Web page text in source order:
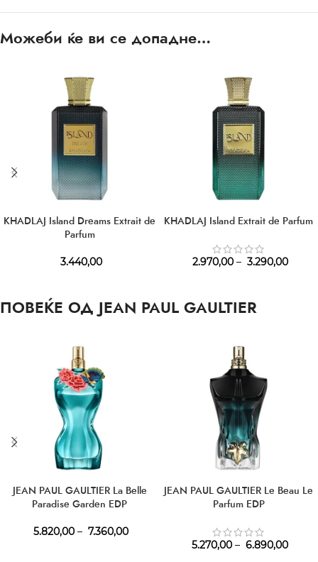
Можеби ќе ви се допадне…
KHADLAJ Island Dreams Extrait de
Parfum
3.440,00
KHADLAJ Island Extrait de Parfum
2.970,00 – 3.290,00
ПОВЕЌЕ ОД JEAN PAUL GAULTIER
JEAN PAUL GAULTIER La Belle
Paradise Garden EDP
5.820,00 – 7.360,00
JEAN PAUL GAULTIER Le Beau Le
Parfum EDP
5.270,00 – 6.890,00